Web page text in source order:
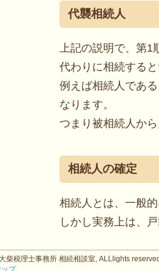
代襲相続人
上記の説明で、第1
代わりに相続する
例えば相続人であ
なります。
つまり被相続人か
相続人の確定
相続人とは、一般
しかし実務上は、
柴税理士事務所 相続相談室, ALLlights